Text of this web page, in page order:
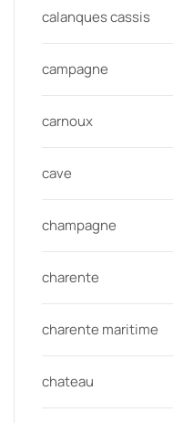
calanques cassis
campagne
carnoux
cave
champagne
charente
charente maritime
chateau